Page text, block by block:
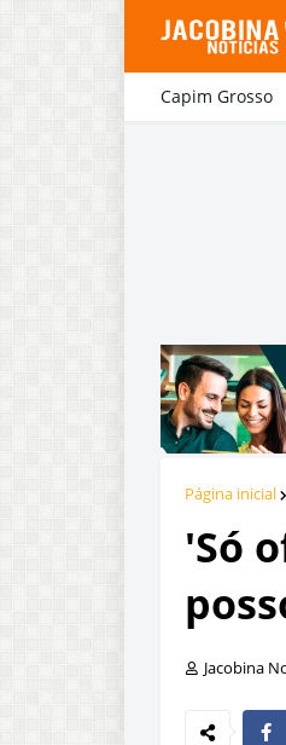
Capim Grosso
Página inicial
'Só
Jacobina